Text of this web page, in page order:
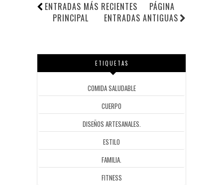
ENTRADAS MÁS RECIENTES
ENTRADAS ANTIGUAS
PÁGINA
PRINCIPAL
ETIQUETAS
COMIDA SALUDABLE
CUERPO
DISEÑOS ARTESANALES.
ESTILO
FAMILIA.
FITNESS